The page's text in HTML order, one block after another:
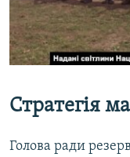
Стратегія
Голова ради